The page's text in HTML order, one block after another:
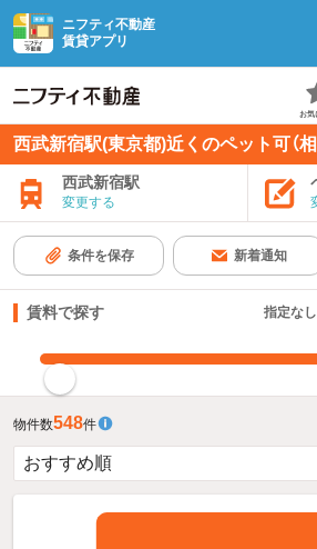
ニフティ不動産
賃貸アプリ
お気
西武新宿駅(東京都)近くのペット可（
西武新宿駅
変更する
条件を保存 新着通知
賃料で探す 指定なし
物件数548件